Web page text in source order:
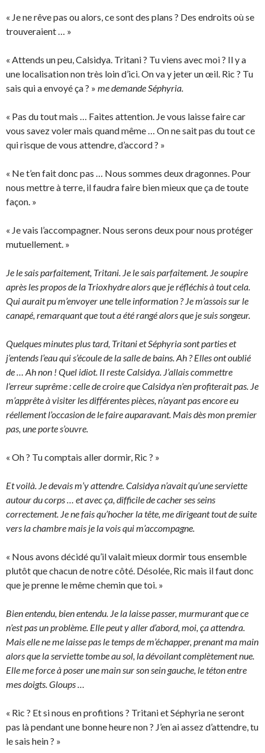
« Je ne rêve pas ou alors, ce sont des plans ? Des endroits où se
trouveraient … »
« Attends un peu, Calsidya. Tritani ? Tu viens avec moi ? Il y a
une localisation non très loin d’ici. On va y jeter un œil. Ric ? Tu
sais qui a envoyé ça ? » me demande Séphyria.
« Pas du tout mais … Faites attention. Je vous laisse faire car
vous savez voler mais quand même … On ne sait pas du tout ce
qui risque de vous attendre, d’accord ? »
« Ne t’en fait donc pas … Nous sommes deux dragonnes. Pour
nous mettre à terre, il faudra faire bien mieux que ça de toute
façon. »
« Je vais l’accompagner. Nous serons deux pour nous protéger
mutuellement. »
Je le sais parfaitement, Tritani. Je le sais parfaitement. Je soupire
après les propos de la Trioxhydre alors que je réfléchis à tout cela.
Qui aurait pu m’envoyer une telle information ? Je m’assois sur le
canapé, remarquant que tout a été rangé alors que je suis songeur.
Quelques minutes plus tard, Tritani et Séphyria sont parties et
j’entends l’eau qui s’écoule de la salle de bains. Ah ? Elles ont oublié
de … Ah non ! Quel idiot. Il reste Calsidya. J’allais commettre
l’erreur suprême : celle de croire que Calsidya n’en profiterait pas. Je
m’apprête à visiter les différentes pièces, n’ayant pas encore eu
réellement l’occasion de le faire auparavant. Mais dès mon premier
pas, une porte s’ouvre.
« Oh ? Tu comptais aller dormir, Ric ? »
Et voilà. Je devais m’y attendre. Calsidya n’avait qu’une serviette
autour du corps … et avec ça, difficile de cacher ses seins
correctement. Je ne fais qu’hocher la tête, me dirigeant tout de suite
vers la chambre mais je la vois qui m’accompagne.
« Nous avons décidé qu’il valait mieux dormir tous ensemble
plutôt que chacun de notre côté. Désolée, Ric mais il faut donc
que je prenne le même chemin que toi. »
Bien entendu, bien entendu. Je la laisse passer, murmurant que ce
n’est pas un problème. Elle peut y aller d’abord, moi, ça attendra.
Mais elle ne me laisse pas le temps de m’échapper, prenant ma main
alors que la serviette tombe au sol, la dévoilant complètement nue.
Elle me force à poser une main sur son sein gauche, le téton entre
mes doigts. Gloups …
« Ric ? Et si nous en profitions ? Tritani et Séphyria ne seront
pas là pendant une bonne heure non ? J’en ai assez d’attendre, tu
le sais hein ? »